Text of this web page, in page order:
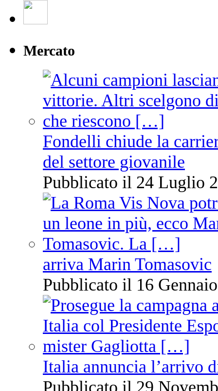
Mercato
Fondelli chiude la
del settore giovanile
Pubblicato il 24 Luglio
arriva Marin Tomasovic
Pubblicato il 16
Italia annuncia l’arrivo
Pubblicato il 29